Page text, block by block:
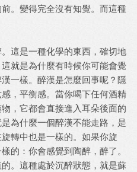
。變得完全沒有知覺。而這種
是一種化學的東西，確切地
就是為什麼有時候你可能會覺
一樣。醉漢是怎麼回事呢？隱
，平衡感。當你喝下任何酒精
，它都會直接進入耳朵後面的
為什麼一個醉漢不能走路，是
轉中也是一樣的。如果你旋
的：你會感覺到陶醉，醉了。
。這種處於沉醉狀態，就是蘇